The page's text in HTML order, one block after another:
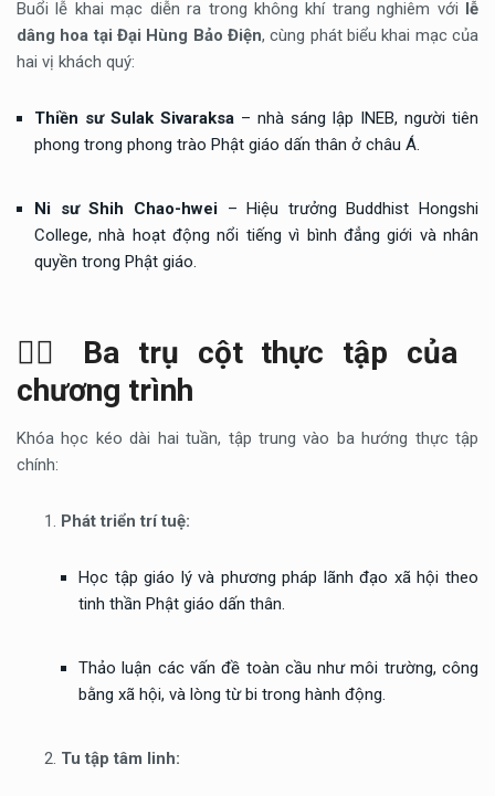
Buổi lễ khai mạc diễn ra trong không khí trang nghiêm với
lễ
dâng hoa tại Đại Hùng Bảo Điện, cùng phát biểu khai mạc của
hai vị khách quý:
Thiền sư Sulak Sivaraksa – nhà sáng lập INEB, người tiên
phong trong phong trào Phật giáo dấn thân ở châu Á.
Ni sư Shih Chao-hwei– Hiệu trưởng Buddhist Hongshi
College, nhà hoạt động nổi tiếng vì bình đẳng giới và nhân
quyền trong Phật giáo.
🧘‍♀️ Ba trụ cột thực tập của
chương trình
Khóa học kéo dài hai tuần, tập trung vào ba hướng thực tập
chính:
Phát triển trí tuệ:
Học tập giáo lý và phương pháp lãnh đạo xã hội theo
tinh thần Phật giáo dấn thân.
Thảo luận các vấn đề toàn cầu như môi trường, công
bằng xã hội, và lòng từ bi trong hành động.
Tu tập tâm linh: